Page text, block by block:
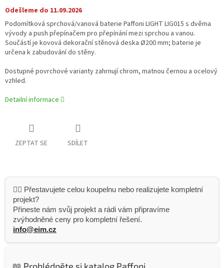
Odešleme do 11.09.2026
Podomítková sprchová/vanová baterie Paffoni LIGHT LIG015 s dvěma
vývody a push přepínačem pro přepínání mezi sprchou a vanou.
Součástí je kovová dekorační stěnová deska Ø200 mm; baterie je
určena k zabudování do stěny.
Dostupné povrchové varianty zahrnují chrom, matnou černou a ocelový
vzhled.
Detailní informace
ZEPTAT SE SDÍLET
👷‍♂️ Přestavujete celou koupelnu nebo realizujete kompletní
projekt?
Přineste nám svůj projekt a rádi vám připravíme
zvýhodněné ceny pro kompletní řešení.
info@eim.cz